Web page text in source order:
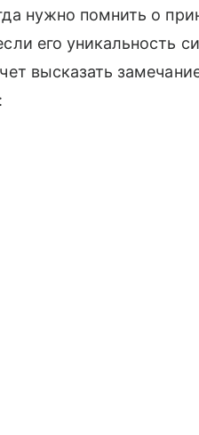
нужно помнить о
его уникальность
высказать